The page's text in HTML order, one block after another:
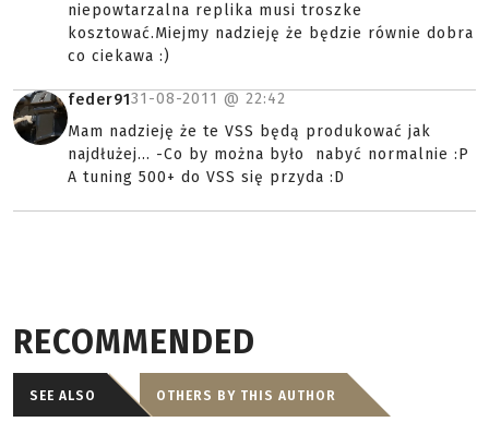
niepowtarzalna replika musi troszke
kosztować.Miejmy nadzieję że będzie równie dobra
co ciekawa :)
feder9131-08-2011 @ 22:42
Mam nadzieję że te VSS będą produkować jak
najdłużej... -Co by można było nabyć normalnie :P
A tuning 500+ do VSS się przyda :D
RECOMMENDED
SEE ALSO OTHERS BY THIS AUTHOR